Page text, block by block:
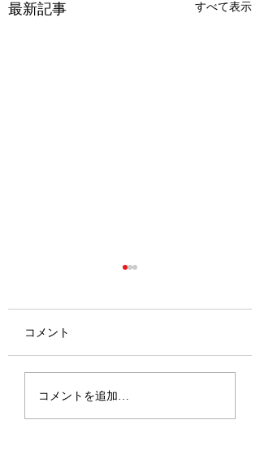
最新記事 すべて表示
2026.7.20 第44回全国小
コメント
コメントを追加…